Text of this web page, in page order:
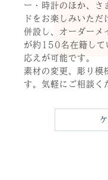
ー・時計のほか、さ
ドをお楽しみいただ
併設し、オーダーメ
が約150名在籍して
応えが可能です。
素材の変更、彫り模
す。気軽にご相談く